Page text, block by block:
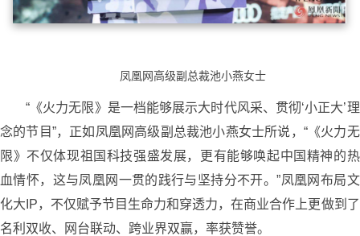
凤凰网高级副总裁池小燕女士
“《火力无限》是一档能够展示大时代风采、贯彻‘小正大’理
念的节目”，正如凤凰网高级副总裁池小燕女士所说，“《火力无
限》不仅体现祖国科技强盛发展，更有能够唤起中国精神的热
血情怀，这与凤凰网一贯的践行与坚持分不开。”凤凰网布局文
化大IP，不仅赋予节目生命力和穿透力，在商业合作上更做到了
名利双收、网台联动、跨业界双赢，率获赞誉。